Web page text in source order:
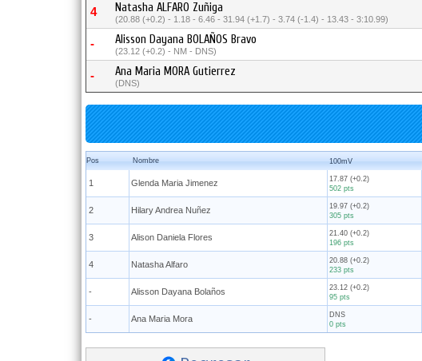
4 Natasha ALFARO Zuñiga
(20.88 (+0.2) - 1.18 - 6.46 - 31.94 (+1.7) - 3.74 (-1.4) - 13.43 - 3:10.99)
- Alisson Dayana BOLAÑOS Bravo
(23.12 (+0.2) - NM - DNS)
- Ana Maria MORA Gutierrez
(DNS)
Pos Nombre 100mV
1 Glenda Maria Jimenez
17.87 (+0.2)
502 pts
2 Hilary Andrea Nuñez
19.97 (+0.2)
305 pts
3 Alison Daniela Flores
21.40 (+0.2)
196 pts
4 Natasha Alfaro
20.88 (+0.2)
233 pts
- Alisson Dayana Bolaños
23.12 (+0.2)
95 pts
- Ana Maria Mora
DNS
0 pts